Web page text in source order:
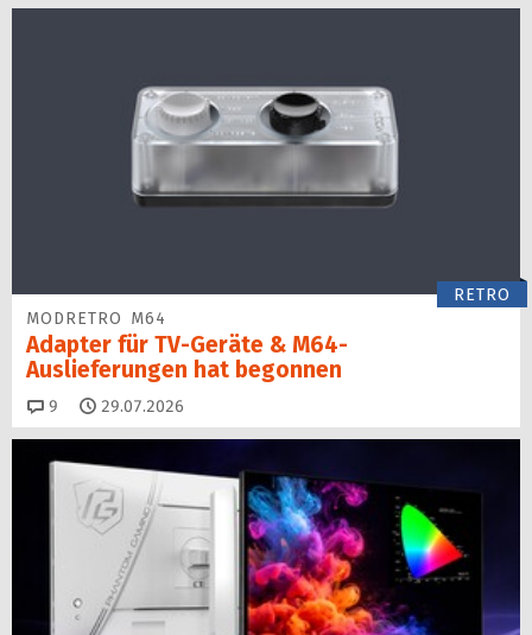
RETRO
MODRETRO M64
Adapter für TV-Geräte & M64-
Auslieferungen hat begon­nen
9 Kommentare
29.07.2026